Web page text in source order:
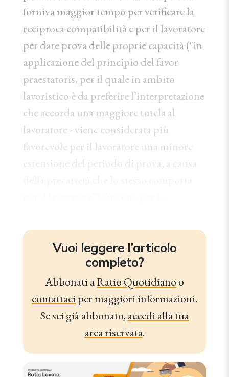
forniva maggior tempo per verificare la
reciproca compatibilità e per il lavoratore
per dare prova delle proprie capacità ("in
applicazione del principio del favor
praestatoris, per il quale in ambito
lavoristico è da preferire l’interpretazione
che accorda una maggiore tutela al
lavoratore - viene considerata più
favorevole per il lavoratore una minore
Vuoi leggere l’articolo
completo?
Abbonati aRatio Quotidiano o
contattaciper maggiori informazioni.
Se sei già abbonato, accedi alla tua
area riservata.